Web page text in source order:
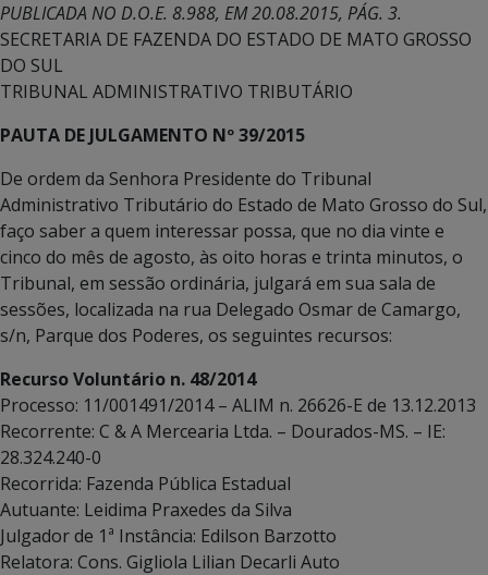
PUBLICADA NO D.O.E. 8.988, EM 20.08.2015, PÁG. 3.
SECRETARIA DE FAZENDA DO ESTADO DE MATO GROSSO
DO SUL
TRIBUNAL ADMINISTRATIVO TRIBUTÁRIO
PAUTA DE JULGAMENTO Nº 39/2015
De ordem da Senhora Presidente do Tribunal
Administrativo Tributário do Estado de Mato Grosso do Sul,
faço saber a quem interessar possa, que no dia vinte e
cinco do mês de agosto, às oito horas e trinta minutos, o
Tribunal, em sessão ordinária, julgará em sua sala de
sessões, localizada na rua Delegado Osmar de Camargo,
s/n, Parque dos Poderes, os seguintes recursos:
Recurso Voluntário n. 48/2014
Processo: 11/001491/2014 – ALIM n. 26626-E de 13.12.2013
Recorrente: C & A Mercearia Ltda. – Dourados-MS. – IE:
28.324.240-0
Recorrida: Fazenda Pública Estadual
Autuante: Leidima Praxedes da Silva
Julgador de 1ª Instância: Edilson Barzotto
Relatora: Cons. Gigliola Lilian Decarli Auto